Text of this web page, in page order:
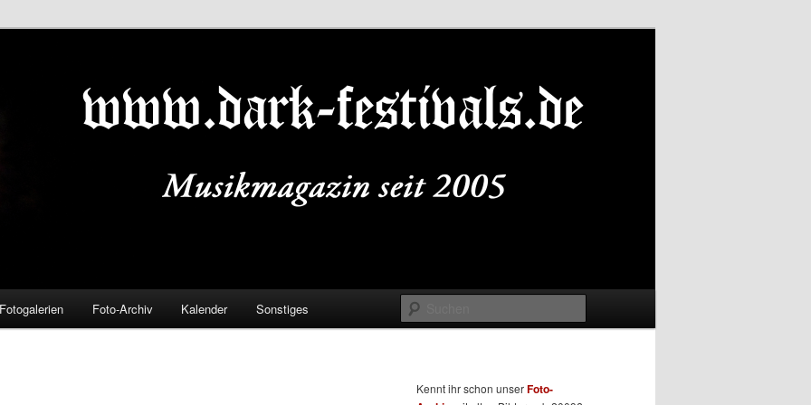
Fotogalerien Foto-Archiv Kalender Sonstiges
Kennt ihr schon unserFoto-